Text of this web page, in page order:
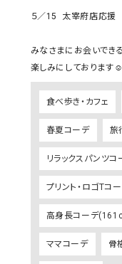
Emma
FLAVOR
GO TO
ッド）
G-STAR
GOOD
GAIMO（
GRAMICCI
５／15  太宰府店応援
みなさまにお会いでき
食べ歩き・カフェ
春夏コーデ 旅
リラックスパンツコ
プリント・ロゴTコ
高身長コーデ
ママコーデ 骨